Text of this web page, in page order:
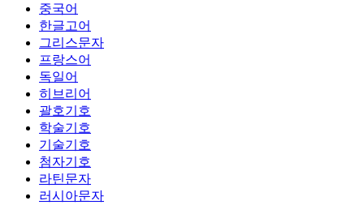
중국어
한글고어
그리스문자
프랑스어
독일어
히브리어
괄호기호
학술기호
기술기호
첨자기호
라틴문자
러시아문자